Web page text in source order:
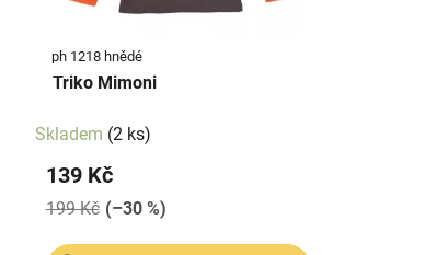
ph 1218 hnědé
Triko Mimoni
Skladem (2 ks)
139 Kč
199 Kč (–30 %)